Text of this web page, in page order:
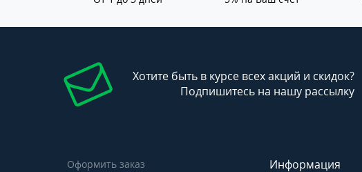
Хотите быть в курсе всех акций и скидок?
Подпишитесь на нашу рассылку
Оформить заказ Информация